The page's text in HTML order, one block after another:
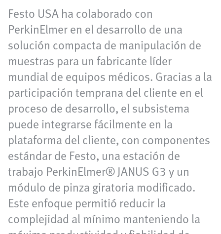
Festo USA ha colaborado con
PerkinElmer en el desarrollo de una
solución compacta de manipulación de
muestras para un fabricante líder
mundial de equipos médicos. Gracias a la
participación temprana del cliente en el
proceso de desarrollo, el subsistema
puede integrarse fácilmente en la
plataforma del cliente, con componentes
estándar de Festo, una estación de
trabajo PerkinElmer® JANUS G3 y un
módulo de pinza giratoria modificado.
Este enfoque permitió reducir la
complejidad al mínimo manteniendo la